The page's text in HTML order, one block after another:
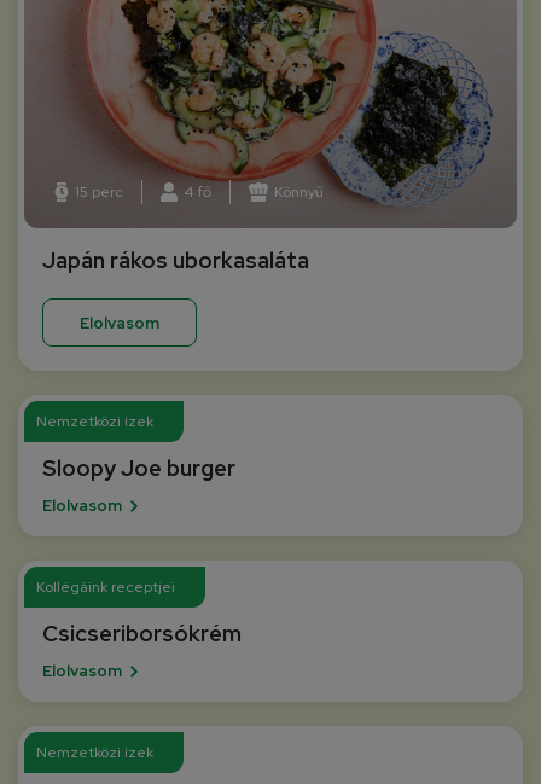
15 perc 4 fő Könnyű
Japán rákos uborkasaláta
Elolvasom
Nemzetközi ízek
Sloopy Joe burger
Elolvasom
Kollégáink receptjei
Csicseriborsókrém
Elolvasom
Nemzetközi ízek